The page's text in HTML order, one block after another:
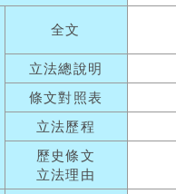
全文
立法總說明
條文對照表
立法歷程
歷史條文
立法理由